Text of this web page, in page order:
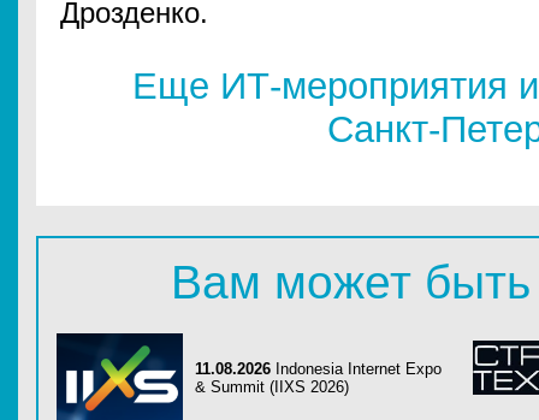
Дрозденко.
Еще ИТ-мероприятия
Санкт-
Вам может быть
11.08.2026 Indonesia Internet Expo
& Summit (IIXS 2026)